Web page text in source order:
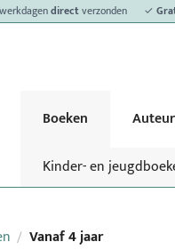
directverzonden ✓
Boeken
Kinder- en
/ Vanaf 4 jaar